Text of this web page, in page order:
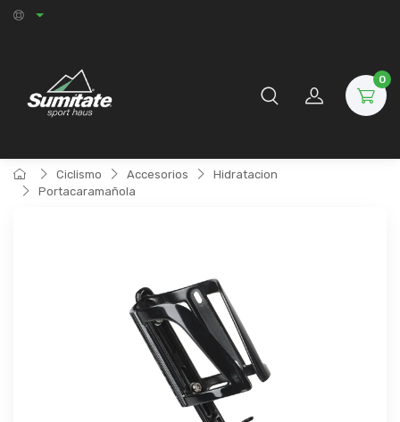
0
Ciclismo Accesorios
Hidratacion
Portacaramañola